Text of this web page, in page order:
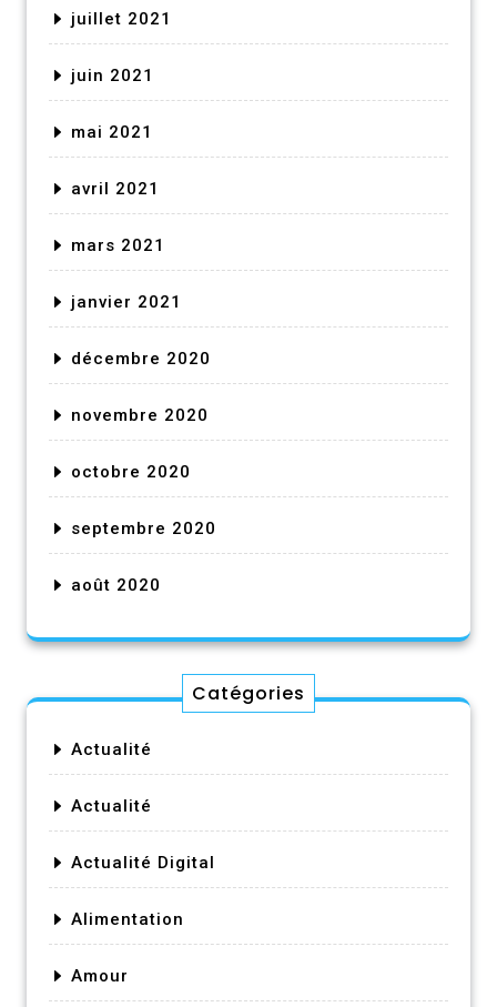
juillet 2021
juin 2021
mai 2021
avril 2021
mars 2021
janvier 2021
décembre 2020
novembre 2020
octobre 2020
septembre 2020
août 2020
Catégories
Actualité
Actualité
Actualité Digital
Alimentation
Amour